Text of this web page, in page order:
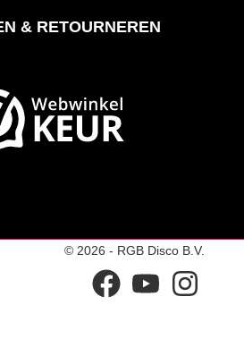
& RETOURNEREN
© 2026 - RGB Disco B.V.
facebookyoutube instagram